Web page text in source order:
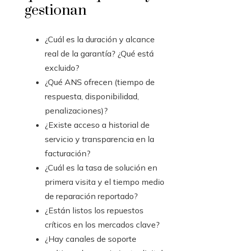
gestionan
¿Cuál es la duración y alcance
real de la garantía? ¿Qué está
excluido?
¿Qué ANS ofrecen (tiempo de
respuesta, disponibilidad,
penalizaciones)?
¿Existe acceso a historial de
servicio y transparencia en la
facturación?
¿Cuál es la tasa de solución en
primera visita y el tiempo medio
de reparación reportado?
¿Están listos los repuestos
críticos en los mercados clave?
¿Hay canales de soporte